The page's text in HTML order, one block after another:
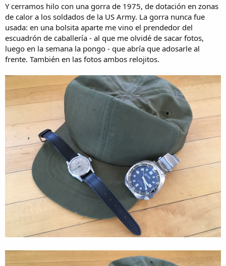
Y cerramos hilo con una gorra de 1975, de dotación en zonas
de calor a los soldados de la US Army. La gorra nunca fue
usada: en una bolsita aparte me vino el prendedor del
escuadrón de caballería - al que me olvidé de sacar fotos,
luego en la semana la pongo - que abría que adosarle al
frente. También en las fotos ambos relojitos.